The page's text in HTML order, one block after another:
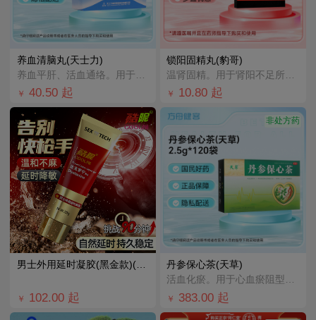
养血清脑丸(天士力)
￥ 40.50 起
锁阳固精丸(豹哥)
￥ 10.80 起
男士外用延时凝胶(黑金款)(酷昵)
￥ 102.00 起
非处方药
丹参保心茶(天草)
活血化瘀。用于心血瘀阻型胸痹的辅助治疗，可缓解胸闷、心痛、心悸。
￥ 383.00 起